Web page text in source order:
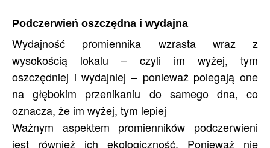
Podczerwień oszczędna i wydajna
Wydajność promiennika wzrasta wraz z
wysokością lokalu – czyli im wyżej, tym
oszczędniej i wydajniej – ponieważ polegają one
na głębokim przenikaniu do samego dna, co
oznacza, że im wyżej, tym lepiej
Ważnym aspektem promienników podczerwieni
jest również ich ekologiczność. Ponieważ nie